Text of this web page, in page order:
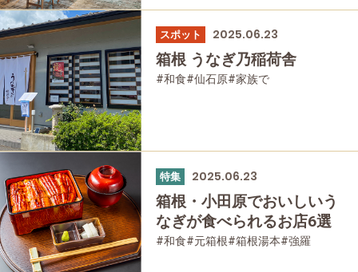
#グルメ#母と娘で
スポット 2025.06.23
箱根 うなぎ乃稲荷舎
#和食#仙石原#家族で
特集 2025.06.23
箱根・小田原でおいしいう
なぎが食べられるお店6選
#和食#元箱根#箱根湯本#強羅